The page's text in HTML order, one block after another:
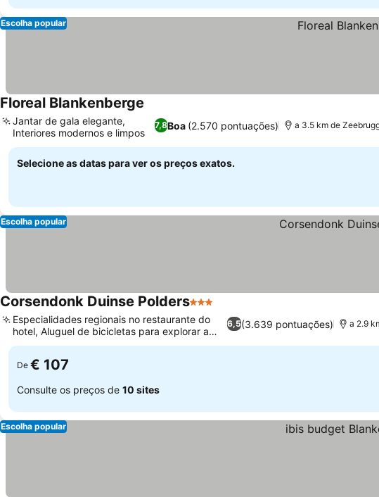
Escolha popular
Floreal Blankenberge
7,8Boa (2.570 pontuações)
Jantar de gala elegante,
Interiores modernos e limpos
a 3.5 km de
Selecione as datas para ver os preços exatos.
Escolha popular
Corsendonk Duinse Polders3 Estrelas
6,5(3.639 pontuações)
Especialidades regionais no restaurante do
hotel, Aluguel de bicicletas para explorar a
região
a 2.9
De € 107
Consulte os preços de 10 sites
Escolha popular